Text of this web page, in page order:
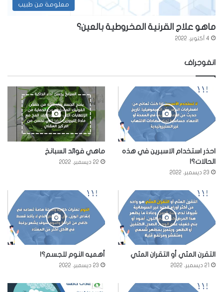
معلومة من طبيب
ماهو علاج القرنية المخروطية بالعين؟
4 أكتوبر، 2022
انفوجراف
احذر استخدام الاسبرين في هذه
الحالات؟!
23 ديسمبر، 2022
ماهي فوائد السبانخ
22 ديسمبر، 2022
التقرن المثي أو التقران المثي
21 ديسمبر، 2022
أهميه النوم للجسم؟!
23 ديسمبر، 2022